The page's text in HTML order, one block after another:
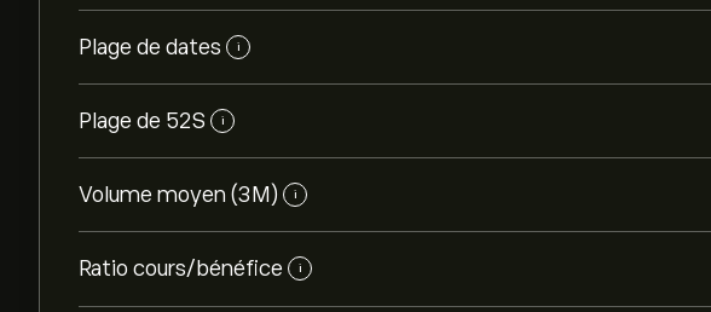
Plage de dates i
Plage de 52S i
Volume moyen (3M) i
Ratio cours/bénéfice i